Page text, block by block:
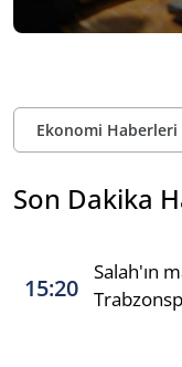
Ekonomi Haberleri
Son Dakika
15:20
Salah'ın